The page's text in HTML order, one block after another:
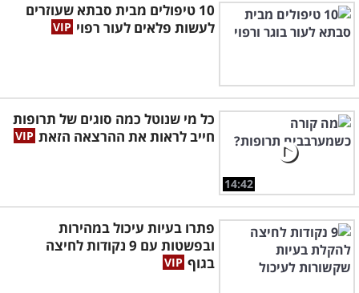
10 טיפולים מבית סבתא שעוזרים
לעשות פלאים לעור רפוי
14:42
כל מי שנוטל כמה סוגים של תרופות
חייב לראות את ההרצאה הזאת
פתרו בעיות עיכול במהירות
ובפשטות עם 9 נקודות לחיצה
בגוף